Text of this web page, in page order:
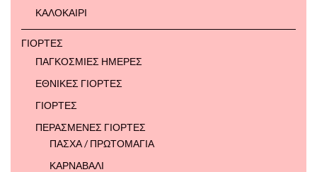
ΚΑΛΟΚΑΙΡΙ
ΓΙΟΡΤΕΣ
ΠΑΓΚΟΣΜΙΕΣ ΗΜΕΡΕΣ
ΕΘΝΙΚΕΣ ΓΙΟΡΤΕΣ
ΓΙΟΡΤΕΣ
ΠΕΡΑΣΜΕΝΕΣ ΓΙΟΡΤΕΣ
ΠΑΣΧΑ / ΠΡΩΤΟΜΑΓΙΑ
ΚΑΡΝΑΒΑΛΙ